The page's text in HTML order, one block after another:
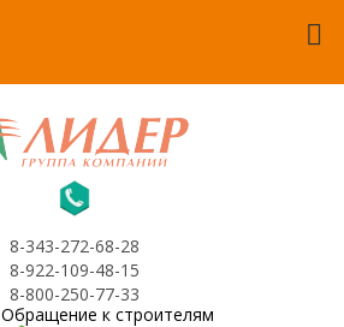
8-343-272-68-28
8-922-109-48-15
8-800-250-77-33
Обращение к строителям